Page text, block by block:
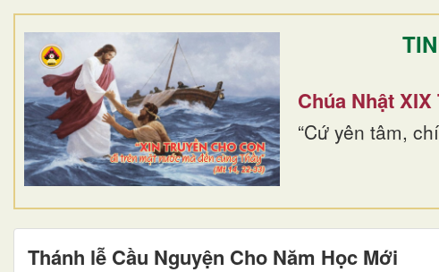
Chúa Nhật
“Cứ yên tâm,
Thánh lễ Cầu Nguyện Cho Năm Học Mới